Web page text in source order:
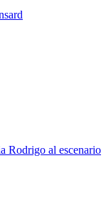
Rodrigo al escenario